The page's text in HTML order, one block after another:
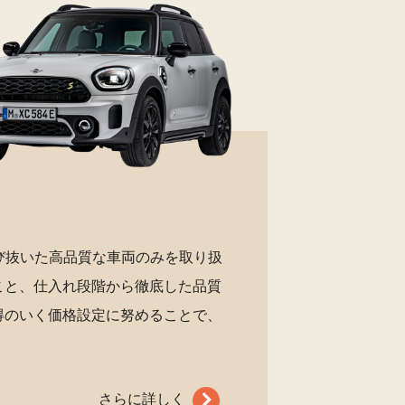
いた高品質な車両のみを取り扱
、仕入れ段階から徹底した品質
いく価格設定に努めることで、
さらに詳しく